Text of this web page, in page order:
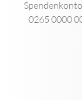
0265 0000